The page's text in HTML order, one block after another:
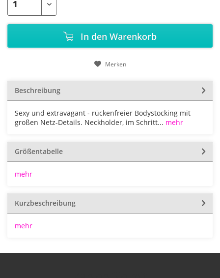
In den Warenkorb
Merken
Beschreibung
Sexy und extravagant - rückenfreier Bodystocking mit
großen Netz-Details. Neckholder, im Schritt... mehr
Größentabelle
mehr
Kurzbeschreibung
mehr